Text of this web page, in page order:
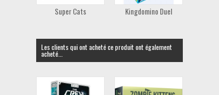
Super Cats Kingdomino Duel
Les clients qui ont acheté ce produit ont également
acheté...